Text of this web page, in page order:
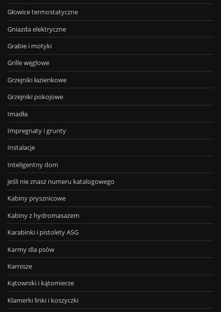
Głowice termostatyczne
Gniazda elektryczne
Grabie i motyki
Grille węglowe
Grzejniki łazienkowe
Grzejniki pokojowe
Imadła
Impregnaty i grunty
Instalacje
Inteligentny dom
jeśli nie znasz numeru katalogowego
Kabiny prysznicowe
Kabiny z hydromasażem
Karabinki i pistolety ASG
Karmy dla psów
Karnisze
Kątowniki i kątomierze
Klamerki linki i koszyczki